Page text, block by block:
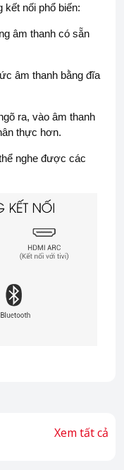
kết nối phổ biến:
âm thanh có sẵn
âm thanh bằng đĩa
ra, vào âm thanh
thực hơn.
nghe được các
Xem tất cả